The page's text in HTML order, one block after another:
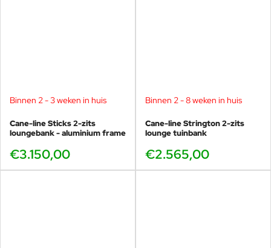
Binnen 2 - 3 weken in huis
Cane-line Sticks 2-zits
loungebank - aluminium frame
€3.150,00
Binnen 2 - 8 weken in huis
Cane-line Strington 2-zits
lounge tuinbank
€2.565,00